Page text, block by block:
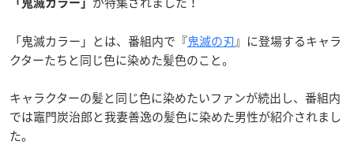
「鬼滅カラー」
「鬼滅カラー」とは、番組内で『鬼滅の刃』に登場するキャラ
クターたちと同じ色に染めた髪色のこと。
キャラクターの髪と同じ色に染めたいファンが続出し、番組内
では竈門炭治郎と我妻善逸の髪色に染めた男性が紹介されまし
た。